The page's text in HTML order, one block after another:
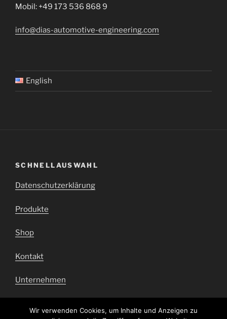
Mobil: +49 173 536 868 9
info@dias-automotive-engineering.com
English
SCHNELLAUSWAHL
Datenschutzerklärung
Produkte
Shop
Kontakt
Unternehmen
Wir verwenden Cookies, um Inhalte und Anzeigen zu